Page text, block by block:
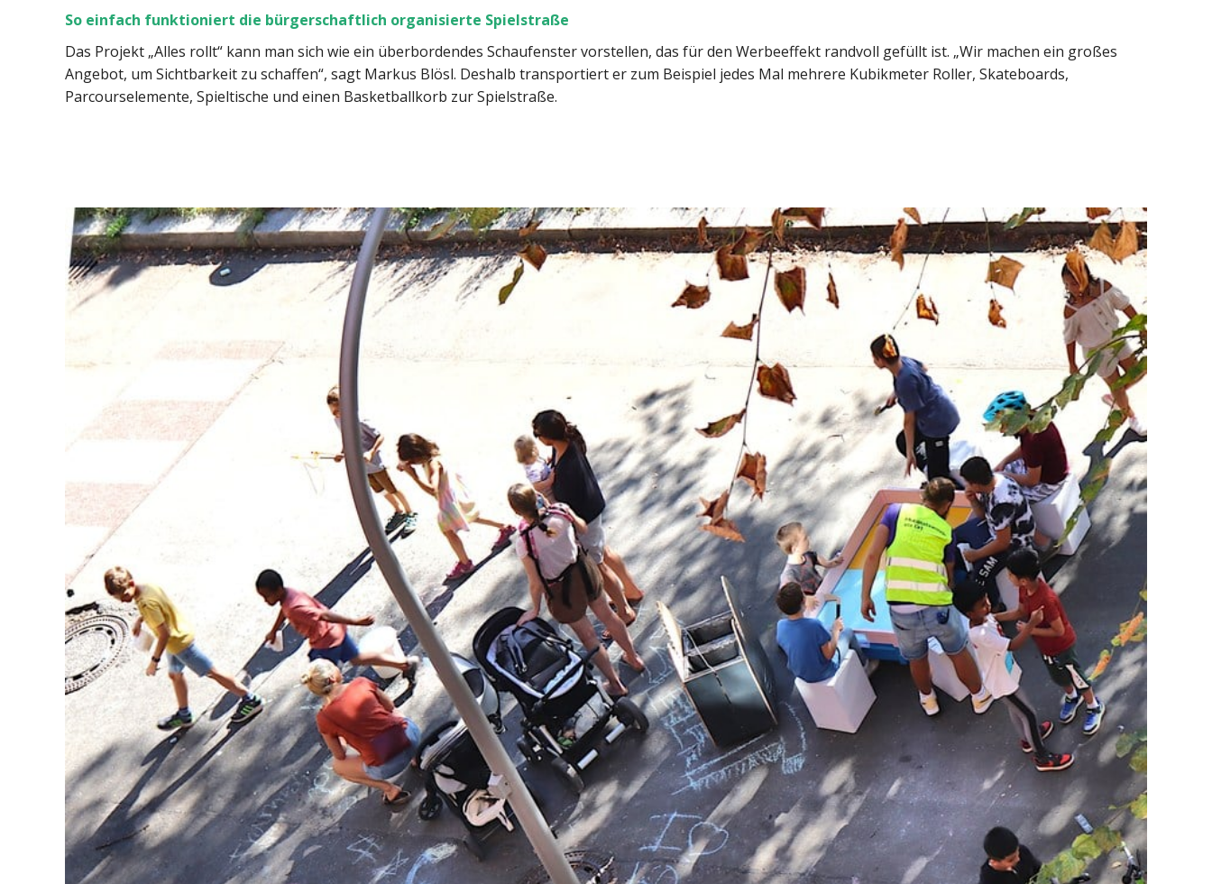
So einfach funktioniert die bürgerschaftlich organisierte Spielstraße
Das Projekt „Alles rollt“ kann man sich wie ein überbordendes Schaufenster vorstellen, das für den Werbeeffekt randvoll gefüllt ist. „Wir machen ein großes
Angebot, um Sichtbarkeit zu schaffen“, sagt Markus Blösl. Deshalb transportiert er zum Beispiel jedes Mal mehrere Kubikmeter Roller, Skateboards,
Parcourselemente, Spieltische und einen Basketballkorb zur Spielstraße.